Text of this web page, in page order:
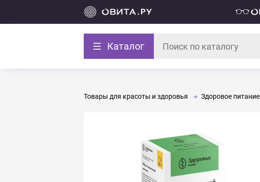
Каталог
Товары для красоты и здоровья Здоровое питание